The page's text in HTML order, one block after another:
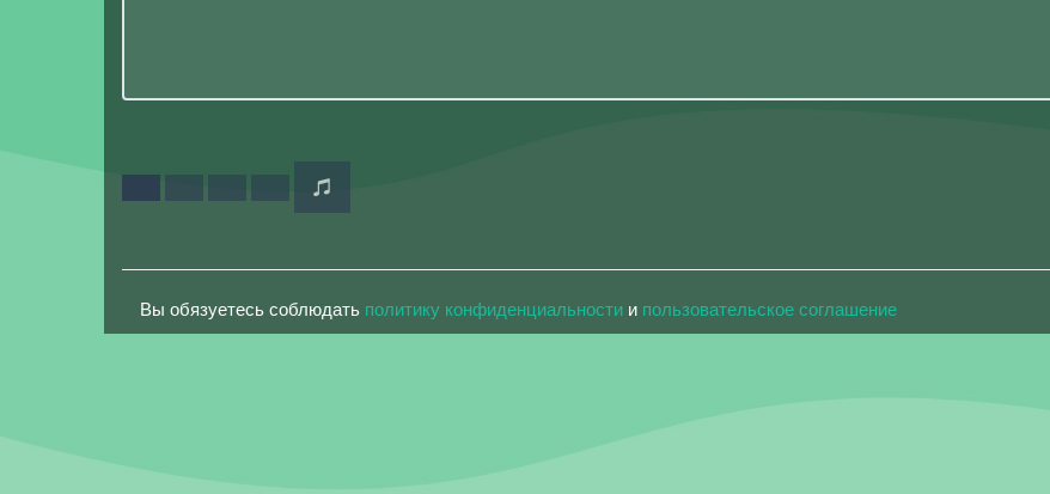
Вы обязуетесь соблюдать политику конфиденциальности и пользовательское соглашение